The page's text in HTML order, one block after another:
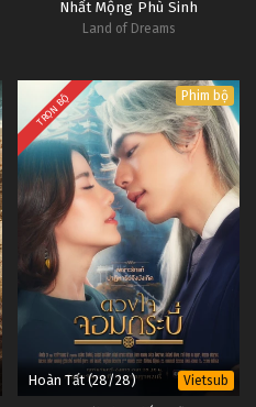
Nhất Mộng Phù Sinh
Land of Dreams
TRỌN BỘ Phim bộ
Hoàn Tất (28/28) Vietsub